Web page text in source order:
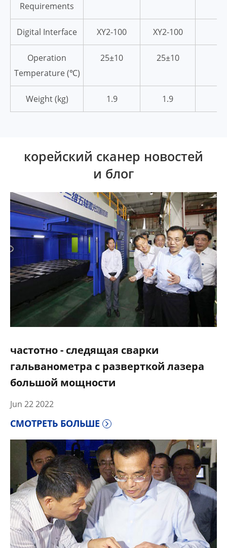
Requirements
Digital Interface XY2-100 XY2-100
Operation
Temperature (℃)
25±10 25±10
Weight (kg) 1.9 1.9
корейский сканер новостей
и блог
частотно - следящая сварки
гальванометра с разверткой лазера
большой мощности
Jun 22 2022
СМОТРЕТЬ БОЛЬШЕ